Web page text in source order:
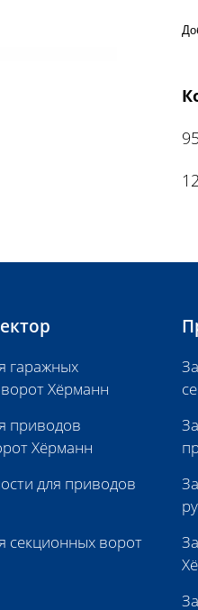
гаражных
Хёрманн
приводов
Хёрманн
для приводов
секционных ворот